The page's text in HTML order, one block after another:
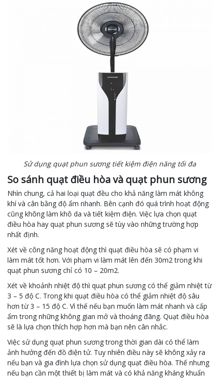
Sử dụng quạt phun sương tiết kiệm điện năng tối đa
So sánh quạt điều hòa và quạt phun sương
Nhìn chung, cả hai loại quạt đều cho khả năng làm mát không
khí và cân bằng độ ẩm nhanh. Bên cạnh đó quá trình hoạt động
cũng không làm khô da và tiết kiệm điện. Việc lựa chọn quạt
điều hòa hay quạt phun sương sẽ tùy vào những trường hợp
nhất định.
Xét về công năng hoạt động thì quạt điều hòa sẽ có phạm vi
làm mát tốt hơn. Với phạm vi làm mát lên đến 30m2 trong khi
quạt phun sương chỉ có 10 – 20m2.
Xét về khoảnh nhiệt độ thì quạt phun sương có thể giảm nhiệt từ
3 – 5 độ C. Trong khi quạt điều hòa có thể giảm nhiệt độ sâu
hơn từ 3 – 15 độ C. Vì thế nếu bạn muốn làm mát nhanh và cấp
ẩm trong những không gian mở và thoáng đãng. Quạt điều hòa
sẽ là lựa chọn thích hợp hơn mà bạn nên cân nhắc.
Việc sử dụng quạt phun sương trong thời gian dài có thể làm
ảnh hưởng đến đồ điện tử. Tuy nhiên điều này sẽ không xảy ra
nếu bạn và gia đình lựa chọn sử dụng quạt điều hòa. Thế nhưng
nếu bạn cần một thiết bị làm mát và có khả năng kháng khuẩn